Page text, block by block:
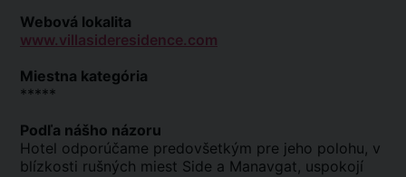
Webová lokalita
www.villasideresidence.com
Miestna kategória
*****
Podľa nášho názoru
Hotel odporúčame predovšetkým pre jeho polohu, v
blízkosti rušných miest Side a Manavgat, uspokojí